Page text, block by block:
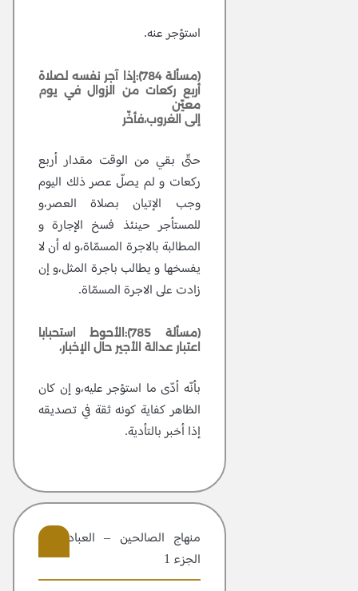
استؤجر عنه.
(مسألة 784):إذا آجر نفسه لصلاة
أربع ركعات من الزوال في يوم
معيّن
إلى الغروب،فأخّر
حتّى بقي من الوقت مقدار أربع
ركعات و لم يصلّ عصر ذلك اليوم
وجب الإتيان بصلاة العصر،و
للمستأجر حينئذ فسخ الإجارة و
المطالبة بالاجرة المسمّاة،و له أن لا
يفسخها و يطالب باجرة المثل،و إن
زادت على الاجرة المسمّاة.
(مسألة 785):الأحوط استحبابا
اعتبار عدالة الأجير حال الإخبار،
بأنّه أدّى ما استؤجر عليه،و إن كان
الظاهر كفاية كونه ثقة في تصديقه
إذا أخبر بالتأدية.
منهاج الصالحين – العبادات –
الجزء 1